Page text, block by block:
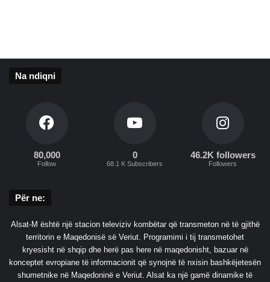
Na ndiqni
80,000
Follow
0
68.1 K Subscribers
46.2K followers
Followers
Për ne:
Alsat-M është një stacion televiziv kombëtar që transmeton në të gjithë
territorin e Maqedonisë së Veriut. Programimi i tij transmetohet
kryesisht në shqip dhe herë pas here në maqedonisht, bazuar në
konceptet evropiane të informacionit që synojnë të nxisin bashkëjetesën
shumetnike në Maqedoninë e Veriut. Alsat ka një gamë dinamike të